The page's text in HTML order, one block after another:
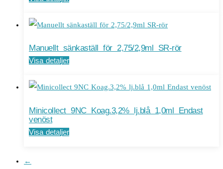
Manuellt sänkaställ för 2,75/2,9ml SR-rör
Visa detaljer
Minicollect 9NC Koag.3,2% lj.blå 1,0ml Endast
venöst
Visa detaljer
←